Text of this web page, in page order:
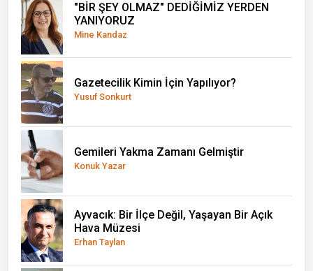
"BİR ŞEY OLMAZ" DEDİĞİMİZ YERDEN
YANIYORUZ
Mine Kandaz
Gazetecilik Kimin İçin Yapılıyor?
Yusuf Sonkurt
Gemileri Yakma Zamanı Gelmiştir
Konuk Yazar
Ayvacık: Bir İlçe Değil, Yaşayan Bir Açık
Hava Müzesi
Erhan Taylan